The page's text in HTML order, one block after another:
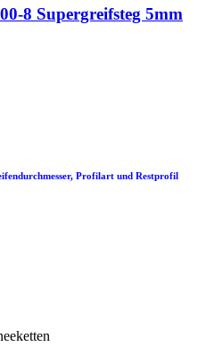
8 Supergreifsteg 5mm
Profilart und Restprofil